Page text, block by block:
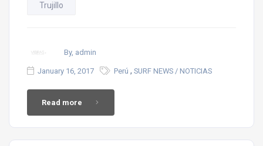
Trujillo
By, admin
January 16, 2017 Perú , SURF NEWS / NOTICIAS
Read more